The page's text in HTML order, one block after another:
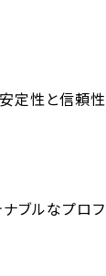
定性と信頼性
ブルなプロフ